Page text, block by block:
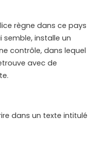
règne dans ce pays
installe un
contrôle, dans lequel
avec de
dans un texte intitulé